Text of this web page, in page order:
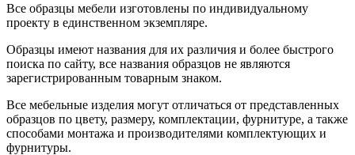
Все образцы мебели изготовлены по индивидуальному
проекту в единственном экземпляре.
Образцы имеют названия для их различия и более быстрого
поиска по сайту, все названия образцов не являются
зарегистрированным товарным знаком.
Все мебельные изделия могут отличаться от представленных
образцов по цвету, размеру, комплектации, фурнитуре, а также
способами монтажа и производителями комплектующих и
фурнитуры.